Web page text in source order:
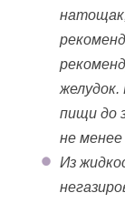
пищи до
не менее
Из